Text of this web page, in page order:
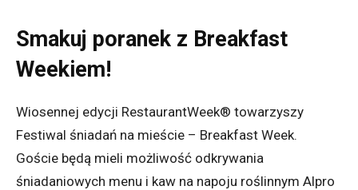
Smakuj poranek z Breakfast
Weekiem!
Wiosennej edycji RestaurantWeek® towarzyszy
Festiwal śniadań na mieście – Breakfast Week.
Goście będą mieli możliwość odkrywania
śniadaniowych menu i kaw na napoju roślinnym Alpro